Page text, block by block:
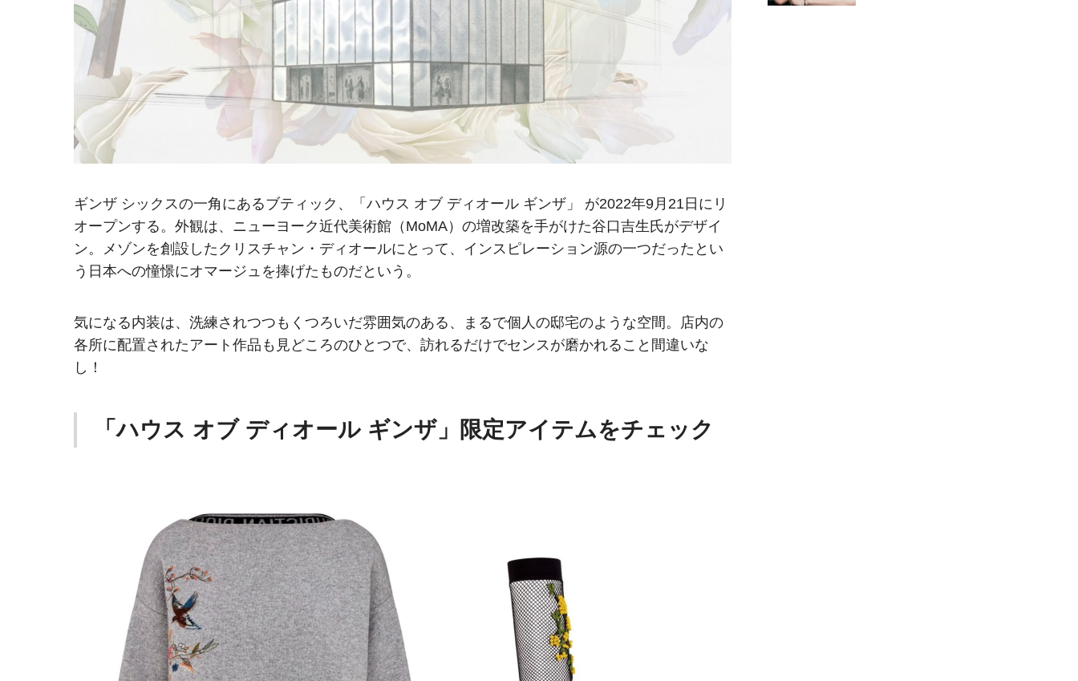
ギンザ シックスの一角にあるブティック、「ハウス オブ ディオール ギンザ」 が2022年9月21日にリ
オープンする。外観は、ニューヨーク近代美術館（MoMA）の増改築を手がけた谷口吉生氏がデザイ
ン。メゾンを創設したクリスチャン・ディオールにとって、インスピレーション源の一つだったとい
う日本への憧憬にオマージュを捧げたものだという。
気になる内装は、洗練されつつもくつろいだ雰囲気のある、まるで個人の邸宅のような空間。店内の
各所に配置されたアート作品も見どころのひとつで、訪れるだけでセンスが磨かれること間違いな
し！
「ハウス オブ ディオール ギンザ」限定アイテムをチェック